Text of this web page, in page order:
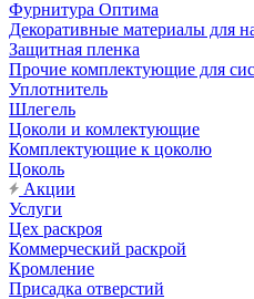
Фурнитура Оптима
Декоративные материалы для
Защитная пленка
Прочие комплектующие для
Уплотнитель
Шлегель
Цоколи и комлектующие
Комплектующие к цоколю
Цоколь
Акции
Услуги
Цех раскроя
Коммерческий раскрой
Кромление
Присадка отверстий